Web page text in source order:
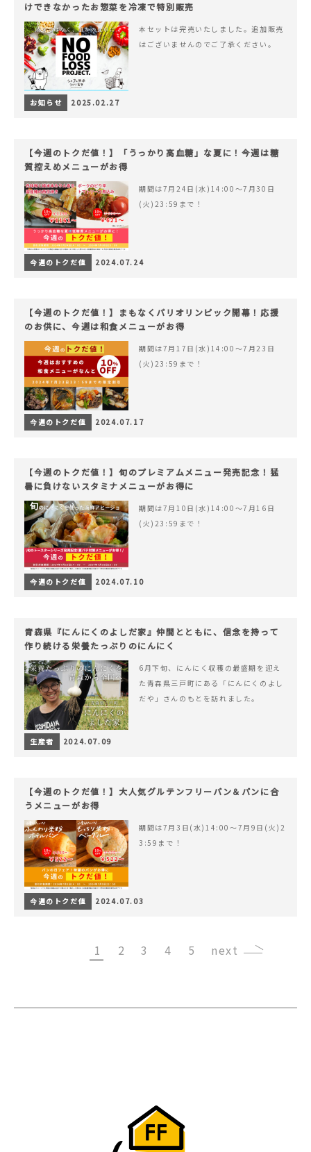
けできなかったお惣菜を冷凍で特別販売
本セットは完売いたしました。追加販売
はございませんのでご了承ください。
お知らせ 2025.02.27
【今週のトクだ値！】「うっかり高血糖」な夏に！今週は糖
質控えめメニューがお得
期間は7月24日(水)14:00〜7月30日
(火)23:59まで！
今週のトクだ値 2024.07.24
【今週のトクだ値！】まもなくパリオリンピック開幕！応援
のお供に、今週は和食メニューがお得
期間は7月17日(水)14:00〜7月23日
(火)23:59まで！
今週のトクだ値 2024.07.17
【今週のトクだ値！】旬のプレミアムメニュー発売記念！猛
暑に負けないスタミナメニューがお得に
期間は7月10日(水)14:00〜7月16日
(火)23:59まで！
今週のトクだ値 2024.07.10
青森県『にんにくのよしだ家』仲間とともに、信念を持って
作り続ける栄養たっぷりのにんにく
6月下旬、にんにく収穫の最盛期を迎え
た青森県三戸町にある「にんにくのよし
だや」さんのもとを訪れました。
生産者 2024.07.09
【今週のトクだ値！】大人気グルテンフリーパン＆パンに合
うメニューがお得
期間は7月3日(水)14:00〜7月9日(火)2
3:59まで！
今週のトクだ値 2024.07.03
1 2 3 4 5 ›